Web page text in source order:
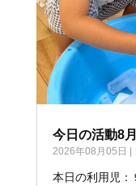
今日の活動8
2026年08月05日 |
本日の利用児：